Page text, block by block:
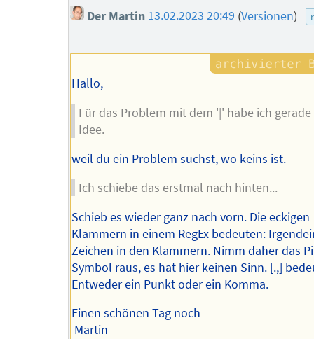
Der Martin 13.02.2023 20:49 (Versionen)
Hallo,
Für das Problem mit dem '|' habe ich
Idee.
weil du ein Problem suchst, wo keins ist.
Ich schiebe das erstmal nach hinten...
Schieb es wieder ganz nach vorn. Die eckigen
Klammern in einem RegEx bedeuten:
Zeichen in den Klammern. Nimm daher das
Symbol raus, es hat hier keinen Sinn. [.,]
Entweder ein Punkt oder ein Komma.
Einen schönen Tag noch
Martin